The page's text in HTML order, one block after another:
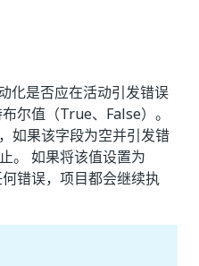
化是否应在活动引发错误
尔值（True、False）。
如果该字段为空并引发错
。 如果将该值设置为
错误，项目都会继续执